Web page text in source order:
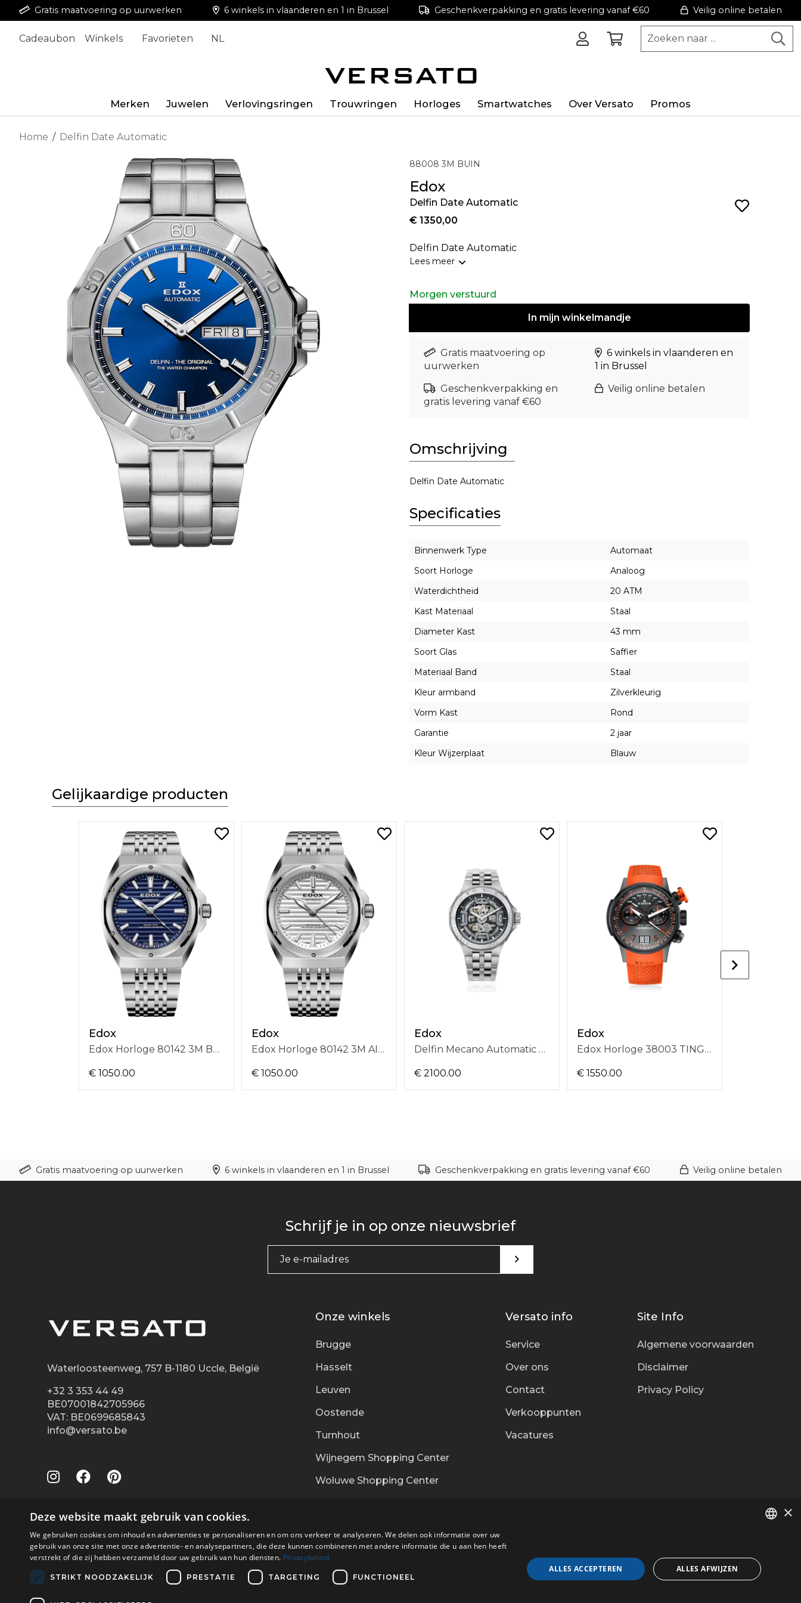
Gratis maatvoering op uurwerken 6 winkels in vlaanderen en 1 in Brussel Geschenkverpakking en gratis levering vanaf €60 Veilig online betalen
Cadeaubon Winkels Favorieten NL
Merken Juwelen Verlovingsringen Trouwringen Horloges Smartwatches Over Versato Promos
Home / Delfin Date Automatic
88008 3M BUIN
Edox
Delfin Date Automatic
€ 1350,00
Delfin Date Automatic
Lees meer
Morgen verstuurd
In mijn winkelmandje
Gratis maatvoering op
uurwerken
6 winkels in vlaanderen en
1 in Brussel
Geschenkverpakking en
gratis levering vanaf €60
Veilig online betalen
Omschrijving
Delfin Date Automatic
Specificaties
Binnenwerk Type
Automaat
Soort Horloge
Analoog
Waterdichtheid
20 ATM
Kast Materiaal
Staal
Diameter Kast
43 mm
Soort Glas
Saffier
Materiaal Band
Staal
Kleur armband
Zilverkleurig
Vorm Kast
Rond
Garantie
2 jaar
Kleur Wijzerplaat
Blauw
Gelijkaardige producten
Edox
Edox Horloge 80142 3M BUIN Delfin 1973 The Original 41mm Automatish, 3 Wijzers, Stalen Band, Blauwe Wijzerplaat, Waterdichtheid 20 ATM
€ 1050.00
Edox
Edox Horloge 80142 3M AIN Delfin 1973 The Original 41mm Automatish, 3 Wijzers, Stalen Band, Zilverkleurige Wijzerplaat, Waterdichtheid 20 ATM
€ 1050.00
Edox
Delfin Mecano Automatic Damascus Steel, Kast 40mm, Grijze Wijzerplaat, Zilverkleurige Stalen Band, 200m Waterdichtheid, Limited Edition 85310 3DM NGIN
€ 2100.00
Edox
Edox Horloge 38003 TINGNOCAO GNO Chronorally Chronograph
€ 1550.00
Gratis maatvoering op uurwerken 6 winkels in vlaanderen en 1 in Brussel Geschenkverpakking en gratis levering vanaf €60 Veilig online betalen
Schrijf je in op onze nieuwsbrief
Waterloosteenweg, 757 B-1180 Uccle, België
+32 3 353 44 49
BE07001842705966
VAT: BE0699685843
info@versato.be
Onze winkels
Brugge
Hasselt
Leuven
Oostende
Turnhout
Wijnegem Shopping Center
Woluwe Shopping Center
Versato info
Service
Over ons
Contact
Verkooppunten
Vacatures
Site Info
Algemene voorwaarden
Disclaimer
Privacy Policy
Veilig betalen met Bezorgd door
Contacteer ons
×
Deze website maakt gebruik van cookies.
We gebruiken cookies om inhoud en advertenties te personaliseren en om ons verkeer te analyseren. We delen ook informatie over uw
gebruik van onze site met onze advertentie- en analysepartners, die deze kunnen combineren met andere informatie die u aan hen heeft
verstrekt of die zij hebben verzameld door uw gebruik van hun diensten. Privacybeleid
STRIKT NOODZAKELIJK PRESTATIE TARGETING FUNCTIONEEL
ALLES ACCEPTEREN ALLES AFWIJZEN